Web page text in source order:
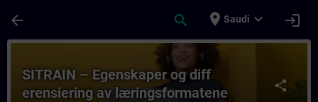
arrow_back search place Saudi expand_more login
Course - SITRAIN – Egenskaper og diff
share
SITRAIN – Egenskaper og diff
erensiering av læringsformatene